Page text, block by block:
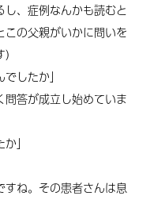
、症例なんかも読むと
この父親がいかに問いを
したか」
問答が成立し始めていま
」
ね。その患者さんは息